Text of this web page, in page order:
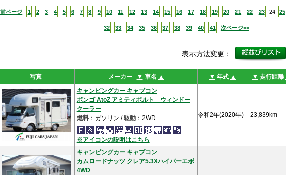
ページ 1 2 3 4 5 6 7 8 9 10 11 12 13 14 15 16 17 18 19 20 21 22 23 24 25
32 33 34 35 36 37 38 39 40 41 次ページ>>
表示方法変更：
写真 メーカー ▼ 車名 ▲ ▼ 年式 ▲ ▼ 走行距離
キャンピングカー キャブコン
ボンゴ AtoZ アミティポルト ウィンドー
クーラー
燃料：ガソリン /駆動：2WD
※アイコンの説明はこちら
令和2年(2020年) 23,839km
キャンピングカー キャブコン
カムロードナッツ クレア5.3Xハイパーエボ
4WD